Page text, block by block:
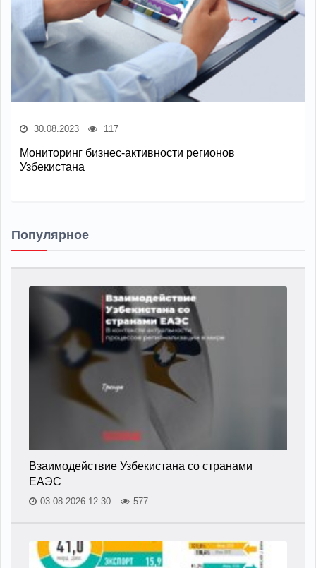
30.08.2023 117
Мониторинг бизнес-активности регионов
Узбекистана
Популярное
Взаимодействие Узбекистана со странами
ЕАЭС
03.08.2026 12:30 577